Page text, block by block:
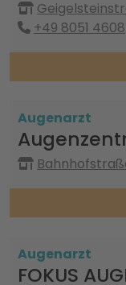
+49 8051 4608
Augenarzt
Augenarzt
FOKUS